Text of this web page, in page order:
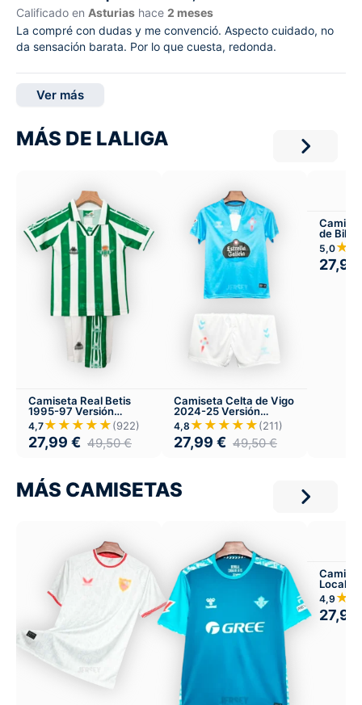
Calificado en Asturias hace 2 meses
La compré con dudas y me convenció. Aspecto cuidado, no
da sensación barata. Por lo que cuesta, redonda.
Ver más
MÁS DE LALIGA
Camiseta Real Betis
1995-97 Versión
Infantil Local
4,7★★★★★(922)
27,99 € 49,50€
Camiseta Celta de Vigo
2024-25 Versión
Infantil Local
4,8 ★★★★★(211)
27,99 € 49,50€
de
5,0
27,99
MÁS CAMISETAS
Local
4,9
27,99